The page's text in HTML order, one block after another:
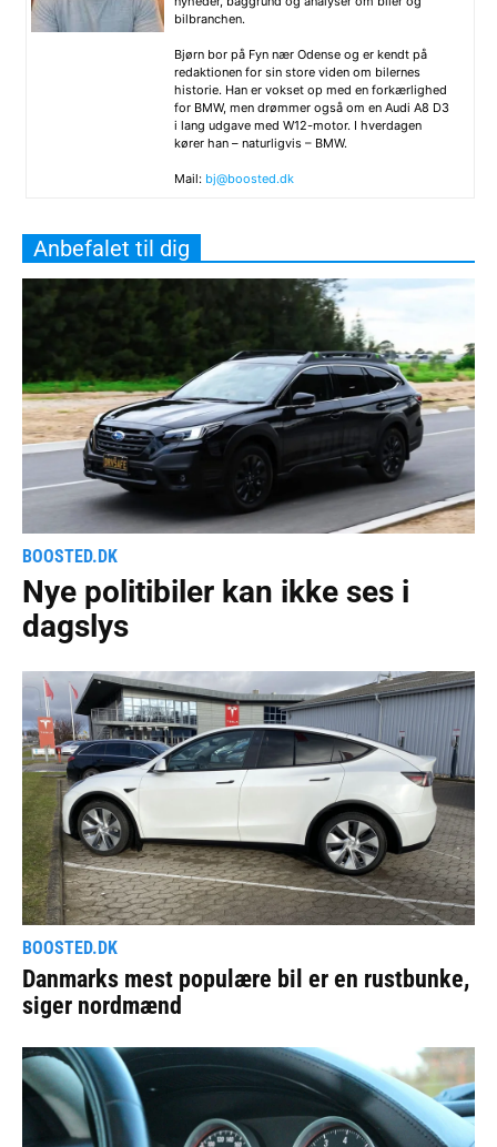
bilbranchen.
Bjørn bor på Fyn nær Odense og er kendt på
redaktionen for sin store viden om bilernes
historie. Han er vokset op med en forkærlighed
for BMW, men drømmer også om en Audi A8 D3
i lang udgave med W12-motor. I hverdagen
kører han – naturligvis – BMW.
Mail: bj@boosted.dk